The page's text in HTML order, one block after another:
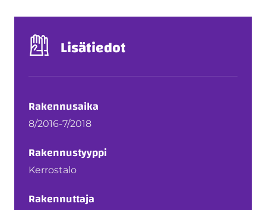
Lisätiedot
Rakennusaika
8/2016-7/2018
Rakennustyyppi
Kerrostalo
Rakennuttaja